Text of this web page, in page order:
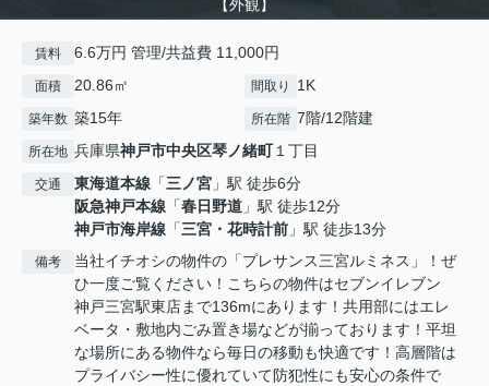
【外観】
賃料 6.6万円 管理/共益費 11,000円
面積 20.86㎡ 間取り 1K
築年数 築15年 所在階 7階/12階建
所在地 兵庫県神戸市中央区琴ノ緒町１丁目
交通 東海道本線 「三ノ宮 」駅 徒歩6分
阪急神戸本線 「春日野道 」駅 徒歩12分
神戸市海岸線 「三宮・花時計前 」駅 徒歩13分
備考
当社イチオシの物件の「プレサンス三宮ルミネス」！ぜ
ひ一度ご覧ください！こちらの物件はセブンイレブン
神戸三宮駅東店まで136mにあります！共用部にはエレ
ベータ・敷地内ごみ置き場などが揃っております！平坦
な場所にある物件なら毎日の移動も快適です！高層階は
プライバシー性に優れていて防犯性にも安心の条件で